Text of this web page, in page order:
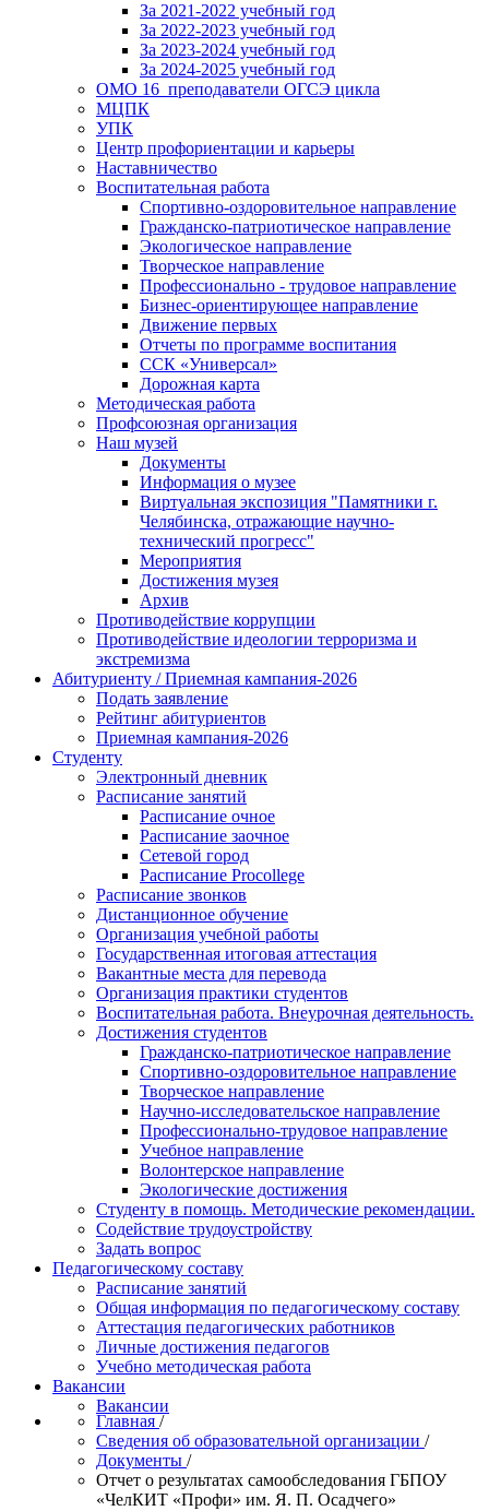
За 2021-2022 учебный год
За 2022-2023 учебный год
За 2023-2024 учебный год
За 2024-2025 учебный год
ОМО 16_преподаватели ОГСЭ цикла
МЦПК
УПК
Центр профориентации и карьеры
Наставничество
Воспитательная работа
Спортивно-оздоровительное направление
Гражданско-патриотическое направление
Экологическое направление
Творческое направление
Профессионально - трудовое направление
Бизнес-ориентирующее направление
Движение первых
Отчеты по программе воспитания
ССК «Универсал»
Дорожная карта
Методическая работа
Профсоюзная организация
Наш музей
Документы
Информация о музее
Виртуальная экспозиция "Памятники г.
Челябинска, отражающие научно-
технический прогресс"
Мероприятия
Достижения музея
Архив
Противодействие коррупции
Противодействие идеологии терроризма и
экстремизма
Абитуриенту / Приемная кампания-2026
Подать заявление
Рейтинг абитуриентов
Приемная кампания-2026
Студенту
Электронный дневник
Расписание занятий
Расписание очное
Расписание заочное
Сетевой город
Расписание Procollege
Расписание звонков
Дистанционное обучение
Организация учебной работы
Государственная итоговая аттестация
Вакантные места для перевода
Организация практики студентов
Воспитательная работа. Внеурочная деятельность.
Достижения студентов
Гражданско-патриотическое направление
Спортивно-оздоровительное направление
Творческое направление
Научно-исследовательское направление
Профессионально-трудовое направление
Учебное направление
Волонтерское направление
Экологические достижения
Студенту в помощь. Методические рекомендации.
Содействие трудоустройству
Задать вопрос
Педагогическому составу
Расписание занятий
Общая информация по педагогическому составу
Аттестация педагогических работников
Личные достижения педагогов
Учебно методическая работа
Вакансии
Вакансии
Главная /
Сведения об образовательной организации /
Документы /
Отчет о результатах самообследования ГБПОУ
«ЧелКИТ «Профи» им. Я. П. Осадчего»